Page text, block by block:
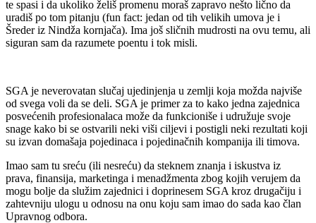
te spasi i da ukoliko želiš promenu moraš zapravo nešto lično da
uradiš po tom pitanju (fun fact: jedan od tih velikih umova je i
Šreder iz Nindža kornjača). Ima još sličnih mudrosti na ovu temu, ali
siguran sam da razumete poentu i tok misli.
SGA je neverovatan slučaj ujedinjenja u zemlji koja možda najviše
od svega voli da se deli. SGA je primer za to kako jedna zajednica
posvećenih profesionalaca može da funkcioniše i udružuje svoje
snage kako bi se ostvarili neki viši ciljevi i postigli neki rezultati koji
su izvan domašaja pojedinaca i pojedinačnih kompanija ili timova.
Imao sam tu sreću (ili nesreću) da steknem znanja i iskustva iz
prava, finansija, marketinga i menadžmenta zbog kojih verujem da
mogu bolje da služim zajednici i doprinesem SGA kroz drugačiju i
zahtevniju ulogu u odnosu na onu koju sam imao do sada kao član
Upravnog odbora.